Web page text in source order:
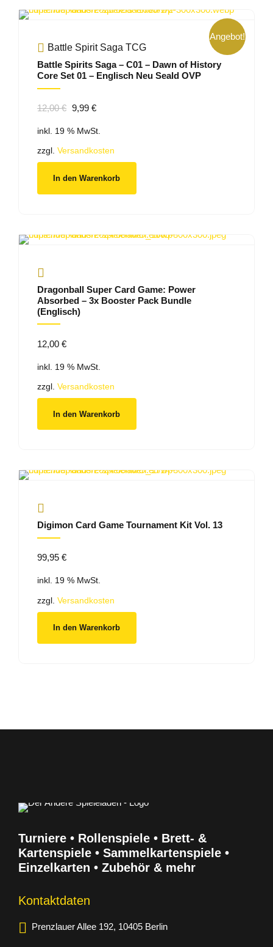
Angebot!
Battle Spirit Saga TCG
Battle Spirits Saga – C01 – Dawn of History
Core Set 01 – Englisch Neu Seald OVP
12,00€ Ursprünglicher
war:
12,00 €
9,99 €Aktueller
ist:
9,99 €.
inkl. 19 % MwSt.
zzgl. Versandkosten
In den Warenkorb
Dragonball Super Card Game: Power
Absorbed – 3x Booster Pack Bundle
(Englisch)
12,00 €
inkl. 19 % MwSt.
zzgl. Versandkosten
In den Warenkorb
Digimon Card Game Tournament Kit Vol. 13
99,95 €
inkl. 19 % MwSt.
zzgl. Versandkosten
In den Warenkorb
Turniere • Rollenspiele • Brett- &
Kartenspiele • Sammelkartenspiele •
Einzelkarten • Zubehör & mehr
Kontaktdaten
Prenzlauer Allee 192, 10405 Berlin